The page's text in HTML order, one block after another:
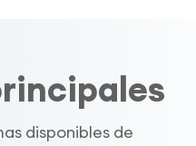
disponibles de